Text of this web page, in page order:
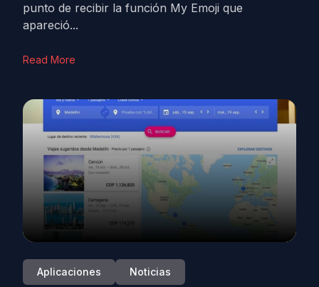
punto de recibir la función My Emoji que
apareció...
Read More
Aplicaciones Noticias